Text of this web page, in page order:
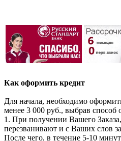
Как оформить кредит
Для начала, необходимо
менее 3 000 руб., выбрав способ
1. При получении Вашего
перезванивают и с Ваших слов
После чего, в течение 5-10